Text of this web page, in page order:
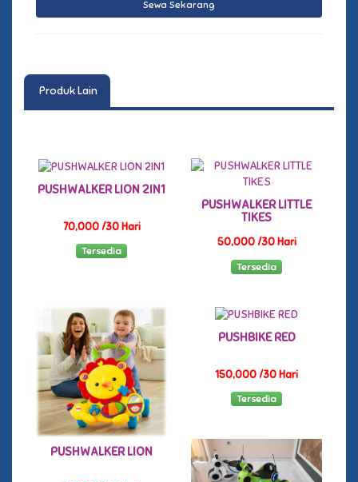
Produk Lain
PUSHWALKER LION 2IN1
70,000 /30 Hari
Tersedia
PUSHWALKER LITTLE
TIKES
50,000 /30 Hari
Tersedia
PUSHWALKER LION
PUSHBIKE RED
150,000 /30 Hari
Tersedia